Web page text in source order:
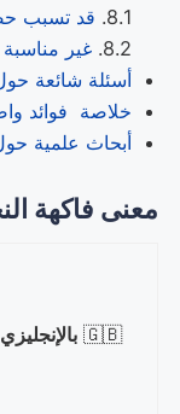
قد تسبب
غير
أسئلة شائعة
خلاصة فوائد
أبحاث علمية
معنى فاكهة
🇬🇧 بالإنجليزي